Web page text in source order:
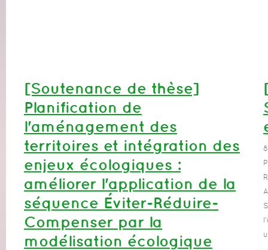
[Soutenance de thèse]
Planification de
l'aménagement des
territoires et intégration des
enjeux écologiques :
améliorer l'application de la
séquence Éviter-Réduire-
Compenser par la
modélisation écologique